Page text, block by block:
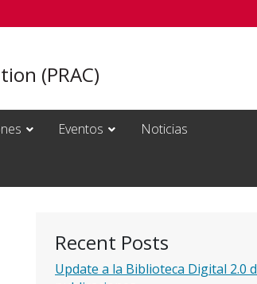
(PRAC)
Eventos Noticias
Recent Posts
Update a la Biblioteca Digital 2.0